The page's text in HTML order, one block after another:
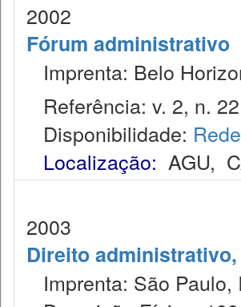
2002
Fórum administrativo
Imprenta: Belo
Referência: v. 2, n.
Disponibilidade:
Localização: AGU,
2003
Direito
Imprenta: São Paulo,